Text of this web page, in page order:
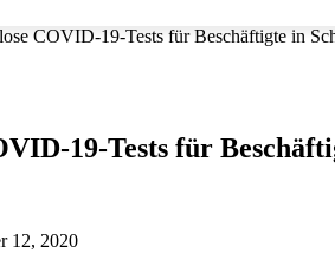
COVID-19-Tests für Beschäftigte in
19-Tests für
12, 2020